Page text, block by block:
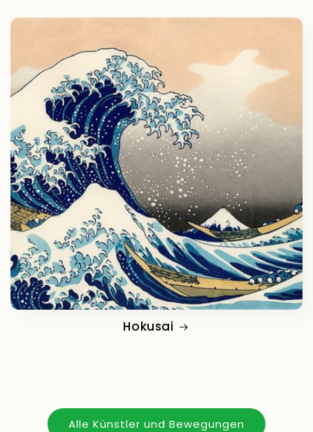
Hokusai
Alle Künstler und Bewegungen